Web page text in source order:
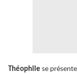
Théophile se